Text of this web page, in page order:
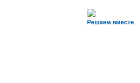
Решаем вместе